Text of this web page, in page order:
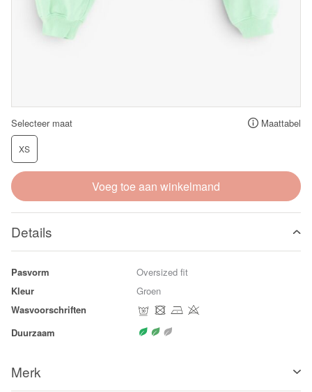
Selecteer maat Maattabel
XS
Voeg toe aan winkelmand
Details
Pasvorm
Oversized fit
Kleur
Groen
Wasvoorschriften
Duurzaam
Merk